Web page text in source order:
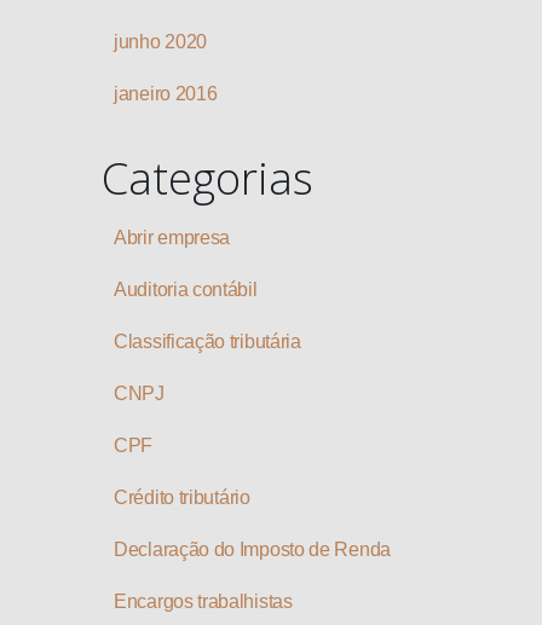
junho 2020
janeiro 2016
Categorias
Abrir empresa
Auditoria contábil
Classificação tributária
CNPJ
CPF
Crédito tributário
Declaração do Imposto de Renda
Encargos trabalhistas